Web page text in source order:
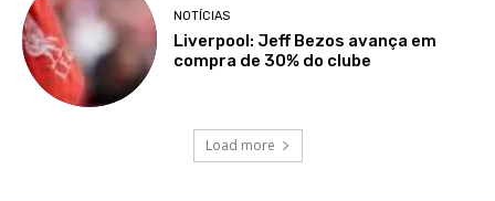
NOTÍCIAS
Liverpool: Jeff Bezos avança em
compra de 30% do clube
Load more